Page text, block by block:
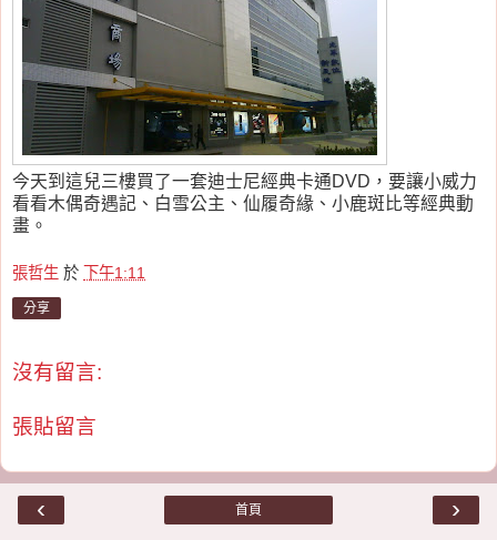
今天到這兒三樓買了一套迪士尼經典卡通DVD，要讓小威力
看看木偶奇遇記、白雪公主、仙履奇緣、小鹿斑比等經典動
畫。
張哲生 於 下午1:11
分享
沒有留言:
張貼留言
‹ ›
首頁